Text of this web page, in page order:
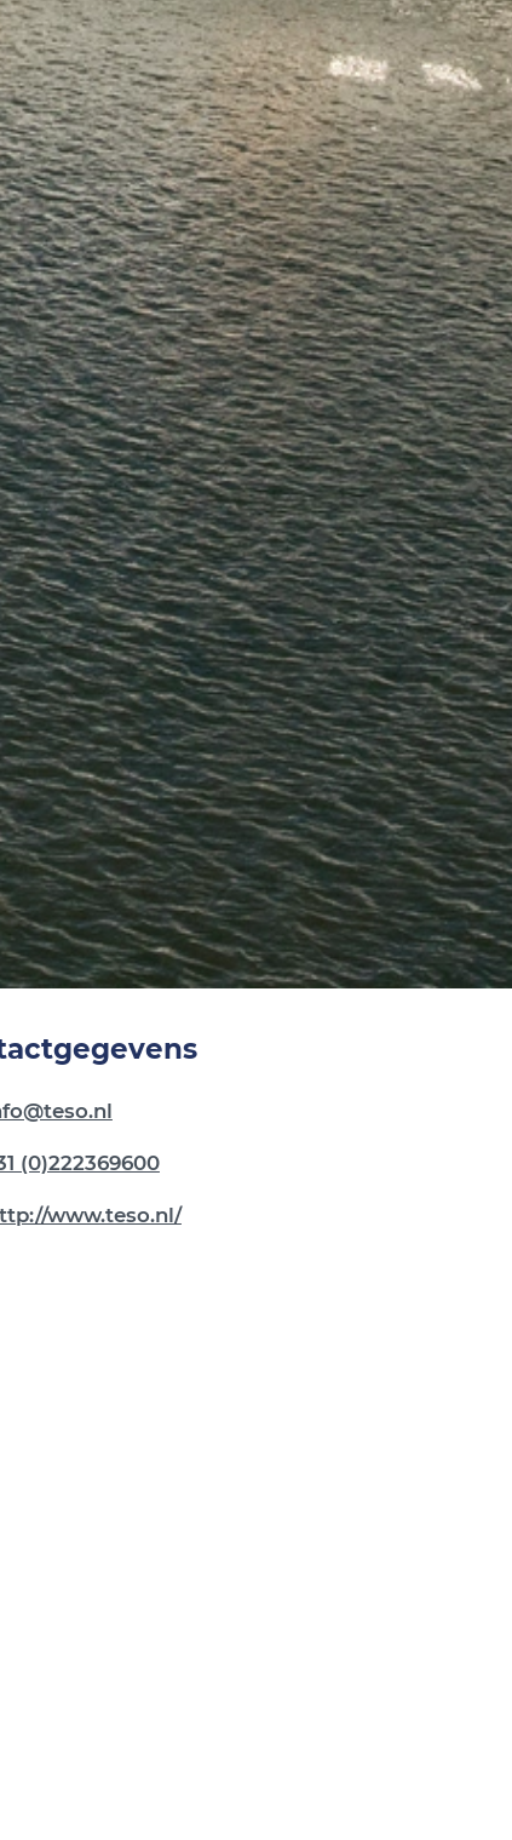
(0)222369600
www.teso.nl/